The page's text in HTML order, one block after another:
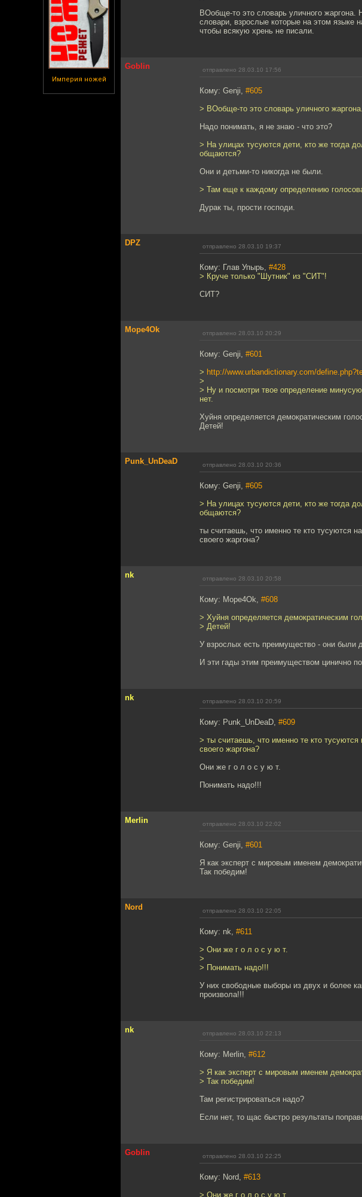
Империя ножей
ВОобще-то это словарь уличного жаргона.
словари, взрослые которые на этом
чтобы всякую хрень не писали.
Goblin отправлено 28.03.10 17:56
Кому: Genji, #605
> ВОобще-то это словарь уличного жаргона.
Надо понимать, я не знаю - что это?
> На улицах тусуются дети, кто же тогда
общаются?
Они и детьми-то никогда не были.
> Там еще к каждому определению
Дурак ты, прости господи.
DPZ отправлено 28.03.10 19:37
Кому: Глав Упырь, #428
> Круче только "Шутник" из "СИТ"!
СИТ?
Mope4Ok отправлено 28.03.10 20:29
Кому: Genji, #601
> http://www.urbandictionary.com/
>
> Ну и посмотри твое определение
нет.
Хуйня определяется демократическим
Детей!
Punk_UnDeaD отправлено 28.03.10 20:36
Кому: Genji, #605
> На улицах тусуются дети, кто же тогда
общаются?
ты считаешь, что именно те кто тусуются
своего жаргона?
nk отправлено 28.03.10 20:58
Кому: Mope4Ok, #608
> Хуйня определяется демократическим
> Детей!
У взрослых есть преимущество - они были
И эти гады этим преимуществом цинично
nk отправлено 28.03.10 20:59
Кому: Punk_UnDeaD, #609
> ты считаешь, что именно те кто
своего жаргона?
Они же г о л о с у ю т.
Понимать надо!!!
Merlin отправлено 28.03.10 22:02
Кому: Genji, #601
Я как эксперт с мировым именем
Так победим!
Nord отправлено 28.03.10 22:05
Кому: nk, #611
> Они же г о л о с у ю т.
>
> Понимать надо!!!
У них свободные выборы из двух и более
произвола!!!
nk отправлено 28.03.10 22:13
Кому: Merlin, #612
> Я как эксперт с мировым именем
> Так победим!
Там регистрироваться надо?
Если нет, то щас быстро результаты
Goblin отправлено 28.03.10 22:25
Кому: Nord, #613
> Они же г о л о с у ю т.